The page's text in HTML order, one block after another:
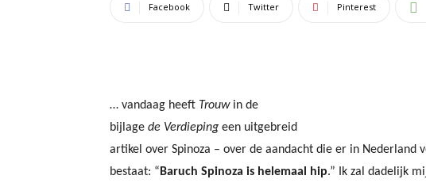
Facebook Twitter Pinterest
… vandaag heeft Trouw in de
bijlage de Verdieping een uitgebreid
artikel over Spinoza – over de aandacht die er in Nederland
bestaat: “ Baruch Spinoza is helemaal hip.” Ik zal dadelijk